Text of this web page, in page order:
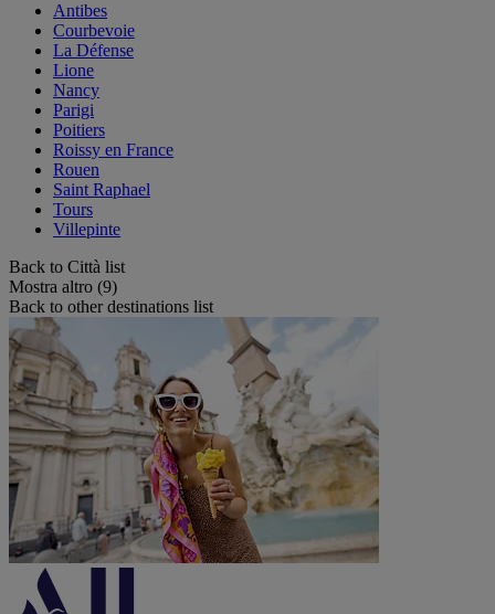
Antibes
Courbevoie
La Défense
Lione
Nancy
Parigi
Poitiers
Roissy en France
Rouen
Saint Raphael
Tours
Villepinte
Back to Città list
Mostra altro (9)
Back to other destinations list